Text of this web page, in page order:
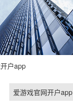
户app
爱游戏官网开户app